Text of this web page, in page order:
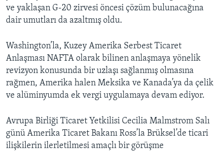
ve yaklaşan G-20 zirvesi öncesi çözüm bulunacağına
dair umutları da azaltmış oldu.
Washington’la, Kuzey Amerika Serbest Ticaret
Anlaşması NAFTA olarak bilinen anlaşmaya yönelik
revizyon konusunda bir uzlaşı sağlanmış olmasına
rağmen, Amerika halen Meksika ve Kanada’ya da çelik
ve alüminyumda ek vergi uygulamaya devam ediyor.
Avrupa Birliği Ticaret Yetkilisi Cecilia Malmstrom Salı
günü Amerika Ticaret Bakanı Ross’la Brüksel’de ticari
ilişkilerin ilerletilmesi amaçlı bir görüşme